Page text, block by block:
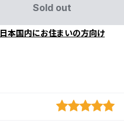
Sold out
日本国内にお住まいの方向け